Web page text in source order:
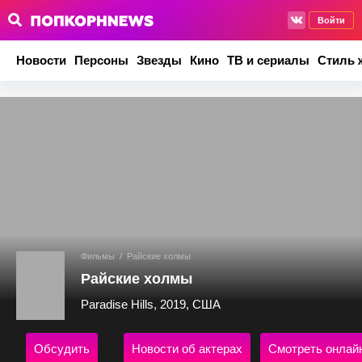
Войти
Новости Персоны Звезды Кино ТВ и сериалы Стиль
Фильмы / Райские холмы
Райские холмы
Paradise Hills, 2019, США
Обсудить Новости об актерах Смотреть